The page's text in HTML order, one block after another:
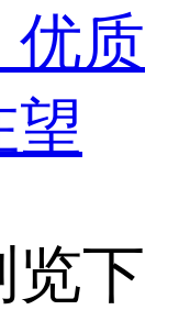
优质
望
览下